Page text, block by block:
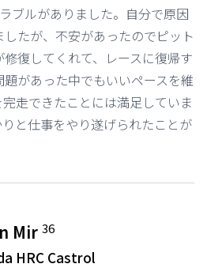
ブルがありました。自分で原因
たが、不安があったのでピット
復してくれて、レースに復帰す
があった中でもいいペースを維
走できたことには満足していま
と仕事をやり遂げられたことが
Mir36
HRC Castrol